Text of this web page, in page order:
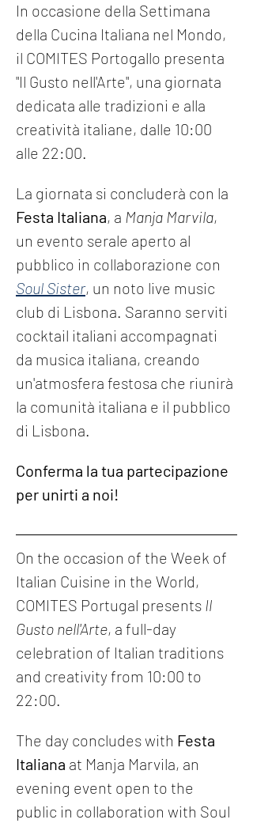
In occasione della Settimana
della Cucina Italiana nel Mondo,
il COMITES Portogallo presenta
"Il Gusto nell'Arte", una giornata
dedicata alle tradizioni e alla
creatività italiane, dalle 10:00
alle 22:00.
La giornata si concluderà con la
Festa Italiana, a Manja Marvila,
un evento serale aperto al
pubblico in collaborazione con
Soul Sister, un noto live music
club di Lisbona. Saranno serviti
cocktail italiani accompagnati
da musica italiana, creando
un'atmosfera festosa che riunirà
la comunità italiana e il pubblico
di Lisbona.
Conferma la tua partecipazione
per unirti a noi!
On the occasion of the Week of
Italian Cuisine in the World,
COMITES Portugal presents Il
Gusto nell'Arte, a full-day
celebration of Italian traditions
and creativity from 10:00 to
22:00.
The day concludes with Festa
Italiana at Manja Marvila, an
evening event open to the
public in collaboration with Soul